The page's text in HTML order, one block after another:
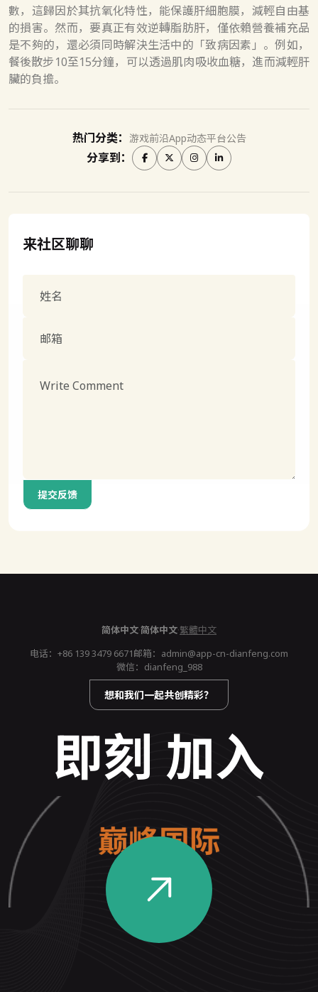
數，這歸因於其抗氧化特性，能保護肝細胞膜，減輕自由基
的損害。然而，要真正有效逆轉脂肪肝，僅依賴營養補充品
是不夠的，還必須同時解決生活中的「致病因素」。例如，
餐後散步10至15分鐘，可以透過肌肉吸收血糖，進而減輕肝
臟的負擔。
热门分类： 游戏前沿App动态平台公告
分享到：
来社区聊聊
提交反馈
简体中文·简体中文·繁體中文
电话： +86 139 3479 6671邮箱： admin@app-cn-dianfeng.com
微信：dianfeng_988
想和我们一起共创精彩？
即刻 加入